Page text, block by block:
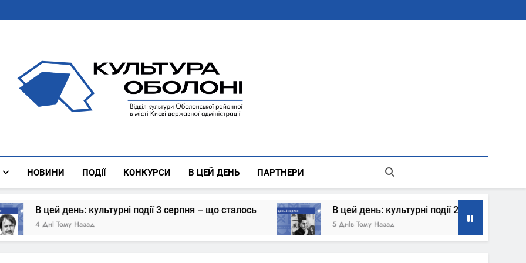
Культура Оболоні
НОВИНИ ПОДІЇ КОНКУРСИ В ЦЕЙ ДЕНЬ ПАРТНЕРИ
В цей день: культурні події 3 серпня – що сталось
4 Дні Тому Назад
В цей день: культурні події 2 серпня – що сталось
5 Днів Тому Назад